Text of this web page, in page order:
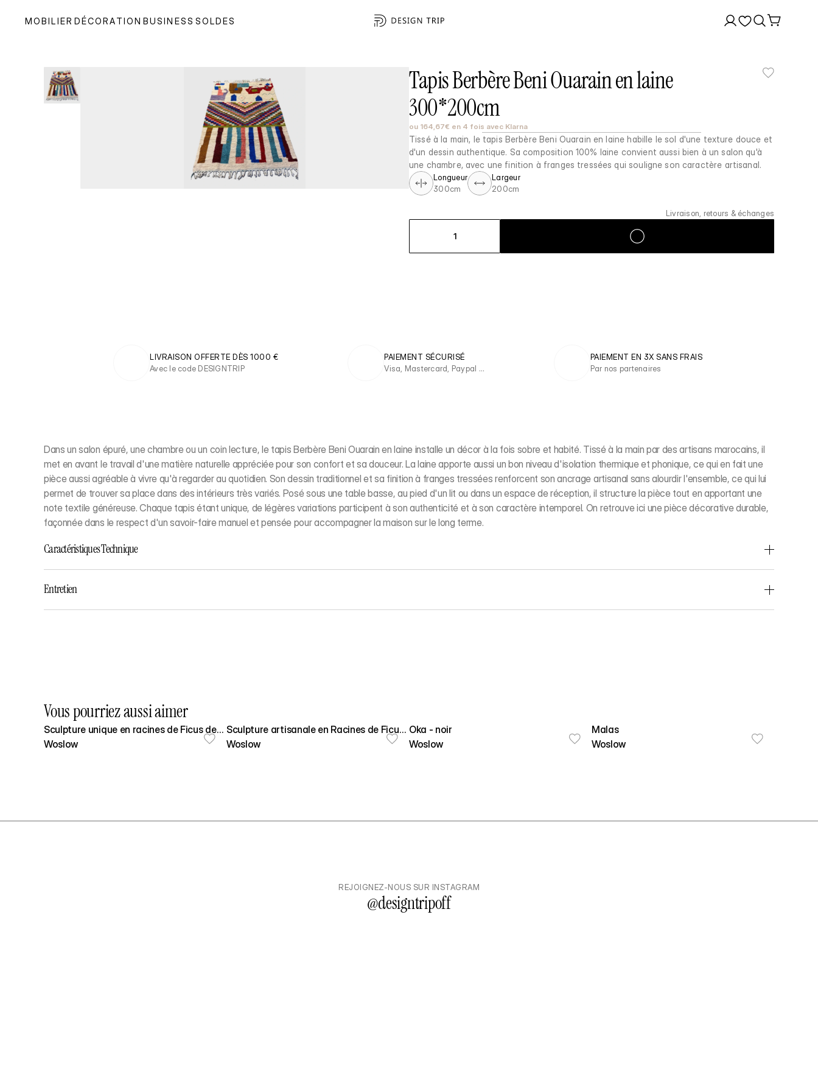
MOBILIER DÉCORATION BUSINESS SOLDES
Tapis Berbère Beni Ouarain en laine
300*200cm
ou 164,67€ en 4 fois avec Klarna
Tissé à la main, le tapis Berbère Beni Ouarain en laine habille le sol d'une texture douce et
d'un dessin authentique. Sa composition 100% laine convient aussi bien à un salon qu'à
une chambre, avec une finition à franges tressées qui souligne son caractère artisanal.
Longueur
300cm
Largeur
200cm
Livraison, retours & échanges
1
LIVRAISON OFFERTE DÈS 1000 €
Avec le code DESIGNTRIP
PAIEMENT SÉCURISÉ
Visa, Mastercard, Paypal …
PAIEMENT EN 3X SANS FRAIS
Par nos partenaires
Dans un salon épuré, une chambre ou un coin lecture, le tapis Berbère Beni Ouarain en laine installe un décor à la fois sobre et habité. Tissé à la main par des artisans marocains, il
met en avant le travail d'une matière naturelle appréciée pour son confort et sa douceur. La laine apporte aussi un bon niveau d'isolation thermique et phonique, ce qui en fait une
pièce aussi agréable à vivre qu'à regarder au quotidien. Son dessin traditionnel et sa finition à franges tressées renforcent son ancrage artisanal sans alourdir l'ensemble, ce qui lui
permet de trouver sa place dans des intérieurs très variés. Posé sous une table basse, au pied d'un lit ou dans un espace de réception, il structure la pièce tout en apportant une
note textile généreuse. Chaque tapis étant unique, de légères variations participent à son authenticité et à son caractère intemporel. On retrouve ici une pièce décorative durable,
façonnée dans le respect d'un savoir-faire manuel et pensée pour accompagner la maison sur le long terme.
Caractéristiques Technique
Entretien
Vous pourriez aussi aimer
Sculpture unique en racines de Ficus de
Bali - 182cm
Woslow
Sculpture artisanale en Racines de Ficus
- 220cm
Woslow
Oka - noir
Woslow
Malas
Woslow
REJOIGNEZ-NOUS SUR INSTAGRAM
@designtripoff